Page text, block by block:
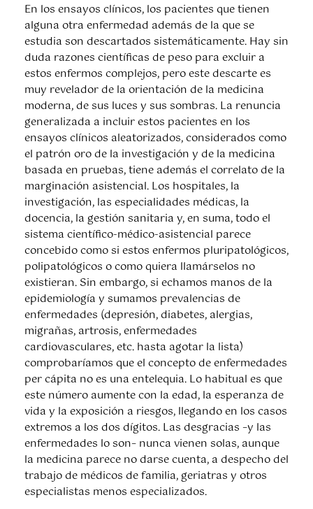
En los ensayos clínicos, los pacientes que tienen
alguna otra enfermedad además de la que se
estudia son descartados sistemáticamente. Hay sin
duda razones científicas de peso para excluir a
estos enfermos complejos, pero este descarte es
muy revelador de la orientación de la medicina
moderna, de sus luces y sus sombras. La renuncia
generalizada a incluir estos pacientes en los
ensayos clínicos aleatorizados, considerados como
el patrón oro de la investigación y de la medicina
basada en pruebas, tiene además el correlato de la
marginación asistencial. Los hospitales, la
investigación, las especialidades médicas, la
docencia, la gestión sanitaria y, en suma, todo el
sistema científico-médico-asistencial parece
concebido como si estos enfermos pluripatológicos,
polipatológicos o como quiera llamárselos no
existieran. Sin embargo, si echamos manos de la
epidemiología y sumamos prevalencias de
enfermedades (depresión, diabetes, alergias,
migrañas, artrosis, enfermedades
cardiovasculares, etc. hasta agotar la lista)
comprobaríamos que el concepto de enfermedades
per cápita no es una entelequia. Lo habitual es que
este número aumente con la edad, la esperanza de
vida y la exposición a riesgos, llegando en los casos
extremos a los dos dígitos. Las desgracias –y las
enfermedades lo son– nunca vienen solas, aunque
la medicina parece no darse cuenta, a despecho del
trabajo de médicos de familia, geriatras y otros
especialistas menos especializados.